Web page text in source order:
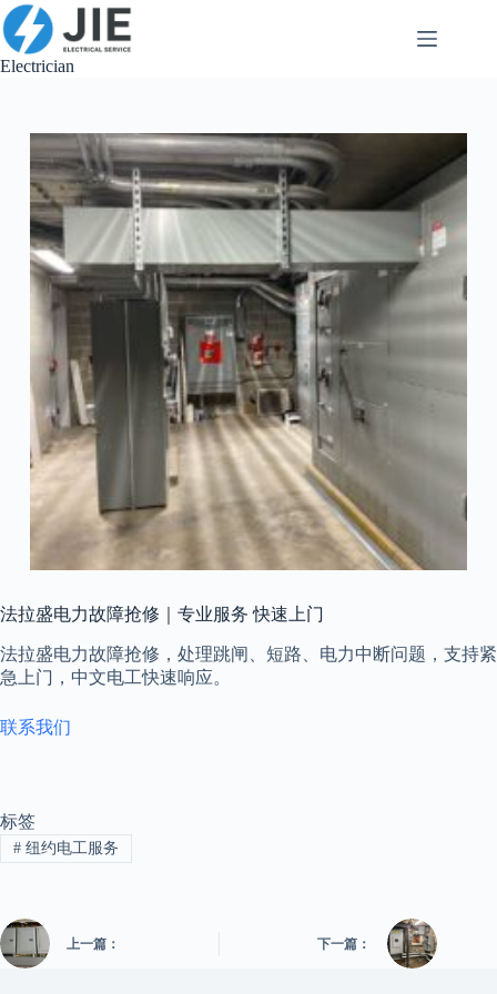
跳
至
内
Electrician
法拉盛电力故障抢修｜专业服务 快速上门
法拉盛电力故障抢修，处理跳闸、短路、电力中断问题，支持紧
急上门，中文电工快速响应。
联系我们
标签
#纽约电工服务
上一篇： 下一篇：